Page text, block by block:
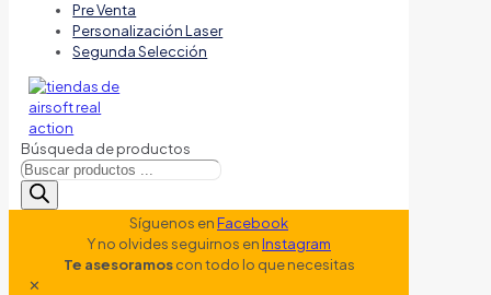
Pre Venta
Personalización Laser
Segunda Selección
Búsqueda de productos
Síguenos enFacebook
Y no olvides seguirnos enInstagram
Te asesoramoscon todo lo que necesitas
✕